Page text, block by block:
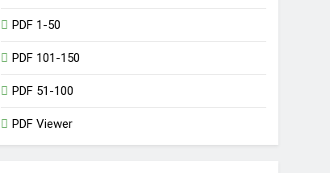
PDF 1-50
PDF 101-150
PDF 51-100
PDF Viewer